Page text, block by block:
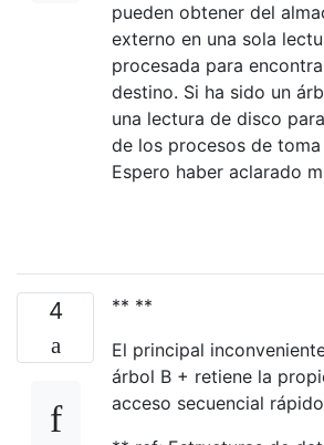
pueden obtener del
externo en una sola
procesada para
destino. Si ha sido un
una lectura de disco
de los procesos de
Espero haber aclarado
4
** **
El principal
árbol B + retiene la
acceso secuencial rápido